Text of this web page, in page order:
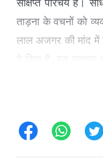
संक्षिप्त परिचय है।
ताड़ना के वचनों को
लाल अजगर की मांद में
रूप से दुर्लभ है और
वे एक समूह के लोगों